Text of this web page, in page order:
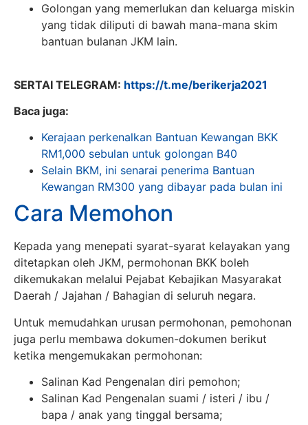
Golongan yang memerlukan dan keluarga miskin
yang tidak diliputi di bawah mana-mana skim
bantuan bulanan JKM lain.
SERTAI TELEGRAM: https://t.me/berikerja2021
Baca juga:
Kerajaan perkenalkan Bantuan Kewangan BKK
RM1,000 sebulan untuk golongan B40
Selain BKM, ini senarai penerima Bantuan
Kewangan RM300 yang dibayar pada bulan ini
Cara Memohon
Kepada yang menepati syarat-syarat kelayakan yang
ditetapkan oleh JKM, permohonan BKK boleh
dikemukakan melalui Pejabat Kebajikan Masyarakat
Daerah / Jajahan / Bahagian di seluruh negara.
Untuk memudahkan urusan permohonan, pemohonan
juga perlu membawa dokumen-dokumen berikut
ketika mengemukakan permohonan:
Salinan Kad Pengenalan diri pemohon;
Salinan Kad Pengenalan suami / isteri / ibu /
bapa / anak yang tinggal bersama;